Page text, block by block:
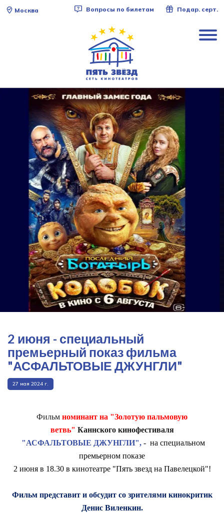
Москва Вопросы по билетам Подар. серт.
2 июня - специальный
премьерный показ фильма
"АСФАЛЬТОВЫЕ ДЖУНГЛИ"
27 мая 2024 г.
Фильм номинант на "Золотую пальмовую
ветвь" Каннского кинофестиваля
"АСФАЛЬТОВЫЕ ДЖУНГЛИ",- на специальном
премьерном показе
2 июня в 18.30 в кинотеатре "Пять звезд на Павелецкой"!
Фильм представит и обсудит со зрителями кинокритик
Денис Виленкин.